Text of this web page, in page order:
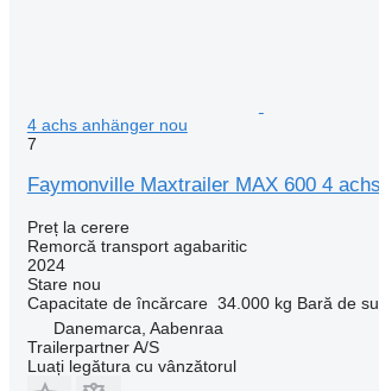
4 achs anhänger nou
7
Faymonville Maxtrailer MAX 600 4
Preț la cerere
Remorcă transport agabaritic
2024
Starenou
Capacitate de încărcare 34.000 kg Bară de
Danemarca, Aabenraa
Trailerpartner A/S
Luați legătura cu vânzătorul